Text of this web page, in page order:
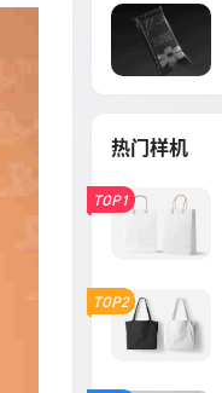
热门样机
TOP1
TOP2